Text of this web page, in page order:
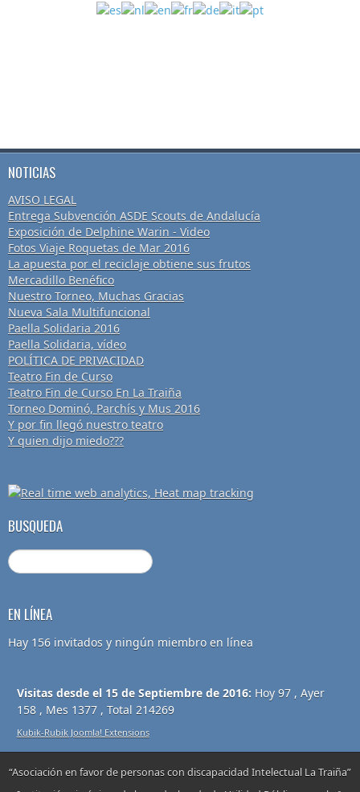
NOTICIAS
AVISO LEGAL
Entrega Subvención ASDE Scouts de Andalucía
Exposición de Delphine Warin - Video
Fotos Viaje Roquetas de Mar 2016
La apuesta por el reciclaje obtiene sus frutos
Mercadillo Benéfico
Nuestro Torneo, Muchas Gracias
Nueva Sala Multifuncional
Paella Solidaria 2016
Paella Solidaria, vídeo
POLÍTICA DE PRIVACIDAD
Teatro Fin de Curso
Teatro Fin de Curso En La Traiña
Torneo Dominó, Parchís y Mus 2016
Y por fin llegó nuestro teatro
Y quien dijo miedo???
BUSQUEDA
EN LÍNEA
Hay 156 invitados y ningún miembro en línea
Visitas desde el 15 de Septiembre de 2016: Hoy 97 , Ayer
158 , Mes 1377 , Total 214269
Kubik-Rubik Joomla! Extensions
“Asociación en favor de personas con discapacidad Intelectual La Traiña”